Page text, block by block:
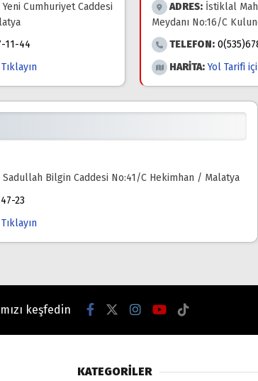
Cumhuriyet Caddesi
11-44
ADRES: İstiklal
Meydanı No:16/C
TELEFON:
HARİTA: Yol Tarifi
Sadullah Bilgin Caddesi No:41/C Hekimhan / Malatya
23
keşfedin
KATEGORİLER